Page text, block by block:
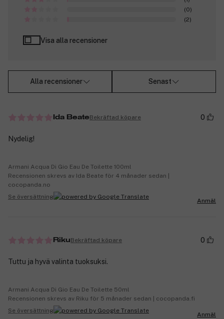
(0)
(2)
Visa alla recensioner
Alla recensioner Senast
Ida BeateBekräftad köpare 0
Nydelig!
Armani Acqua Di Gio Eau De Toilette 100ml
Recensionen skrevs av Ida Beate för 4 månader sedan |
cocopanda.no
Se översättning
Anmäl
RikuBekräftad köpare 0
Tuttu ja hyvä valinta tuoksuksi.
Armani Acqua Di Gio Eau De Toilette 50ml
Recensionen skrevs av Riku för 5 månader sedan | cocopanda.fi
Se översättning
Anmäl